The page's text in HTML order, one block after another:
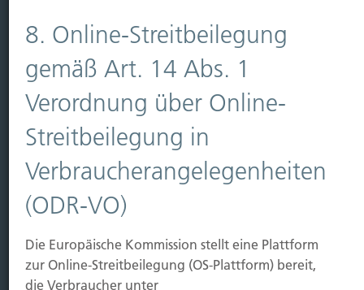
Immobilien Vers.
Kauf Grundstück
Baubeginn
Baufertigstellung/Hauskauf
Einzug/Vermietung
Schaden
Kontakt
Hubert Brück KG | Inhaber: Dipl. Ökonom Johannes
Telefon:0211-490066 |Fax:0211-4911125 |E-Mail:
brueck@brueckkg.de
8. Online-Streitbeilegung
gemäß Art. 14 Abs. 1
Verordnung über Online-
Streitbeilegung in
Verbraucherangelegenheiten
(ODR-VO)
Die Europäische Kommission stellt eine Plattform
zur Online-Streitbeilegung (OS-Plattform) bereit,
die Verbraucher unter